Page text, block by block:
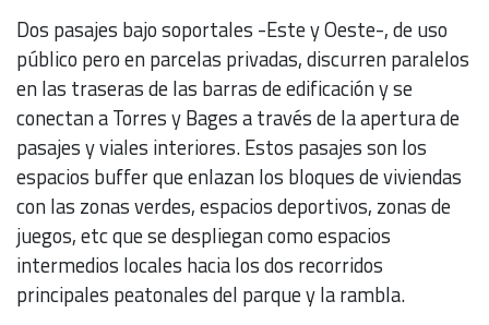
Dos pasajes bajo soportales -Este y Oeste-, de uso
público pero en parcelas privadas, discurren paralelos
en las traseras de las barras de edificación y se
conectan a Torres y Bages a través de la apertura de
pasajes y viales interiores. Estos pasajes son los
espacios buffer que enlazan los bloques de viviendas
con las zonas verdes, espacios deportivos, zonas de
juegos, etc que se despliegan como espacios
intermedios locales hacia los dos recorridos
principales peatonales del parque y la rambla.